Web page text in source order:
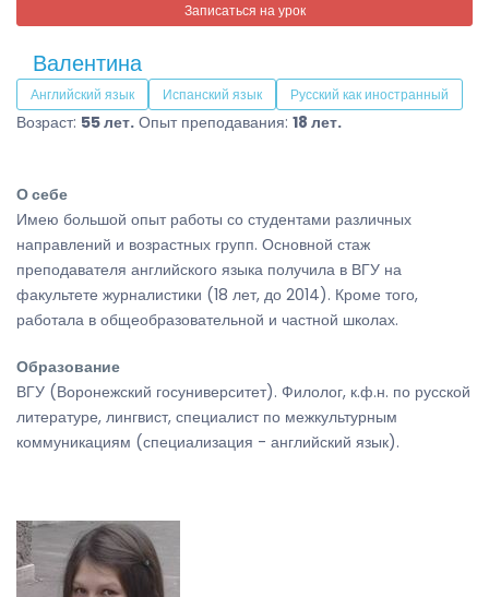
Записаться на урок
Валентина
Английский язык Испанский язык Русский как иностранный
Возраст: 55 лет. Опыт преподавания: 18 лет.
О себе
Имею большой опыт работы со студентами различных
направлений и возрастных групп. Основной стаж
преподавателя английского языка получила в ВГУ на
факультете журналистики (18 лет, до 2014). Кроме того,
работала в общеобразовательной и частной школах.
Образование
ВГУ (Воронежский госуниверситет). Филолог, к.ф.н. по русской
литературе, лингвист, специалист по межкультурным
коммуникациям (специализация - английский язык).